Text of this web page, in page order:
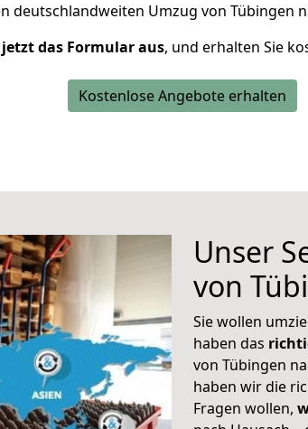
deutschlandweiten Umzug von Tübingen
jetzt das Formular aus, und erhalten Sie
Kostenlose Angebote erhalten
Unser
von
Sie wollen
haben das
von Tübingen
haben wir die
Fragen wollen,